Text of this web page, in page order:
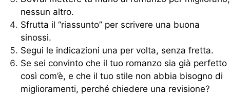
nessun altro.
Sfrutta il “riassunto” per scrivere una buona
sinossi.
Segui le indicazioni una per volta, senza fretta.
Se sei convinto che il tuo romanzo sia già perfetto
così com’è, e che il tuo stile non abbia bisogno di
miglioramenti, perché chiedere una revisione?